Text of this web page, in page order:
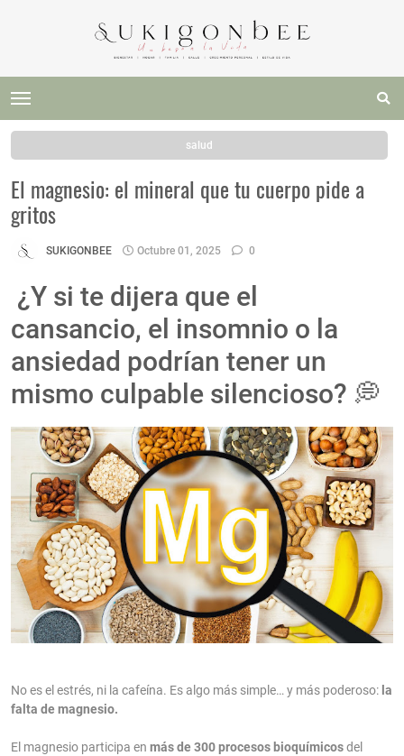
salud
El magnesio: el mineral que tu cuerpo pide a
gritos
SUKIGONBEE Octubre 01, 2025 0
¿Y si te dijera que el
cansancio, el insomnio o la
ansiedad podrían tener un
mismo culpable silencioso? 💭
No es el estrés, ni la cafeína. Es algo más simple… y más poderoso: la
falta de magnesio.
El magnesio participa en más de 300 procesos bioquímicosdel